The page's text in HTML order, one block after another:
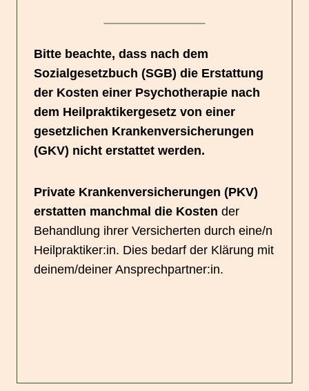
Bitte beachte, dass nach dem
Sozialgesetzbuch (SGB) die Erstattung
der Kosten einer Psychotherapie nach
dem Heilpraktikergesetz von einer
gesetzlichen Krankenversicherungen
(GKV) nicht erstattet werden.
Private Krankenversicherungen (PKV)
erstatten manchmal die Kosten der
Behandlung ihrer Versicherten durch eine/n
Heilpraktiker:in. Dies bedarf der Klärung mit
deinem/deiner Ansprechpartner:in.